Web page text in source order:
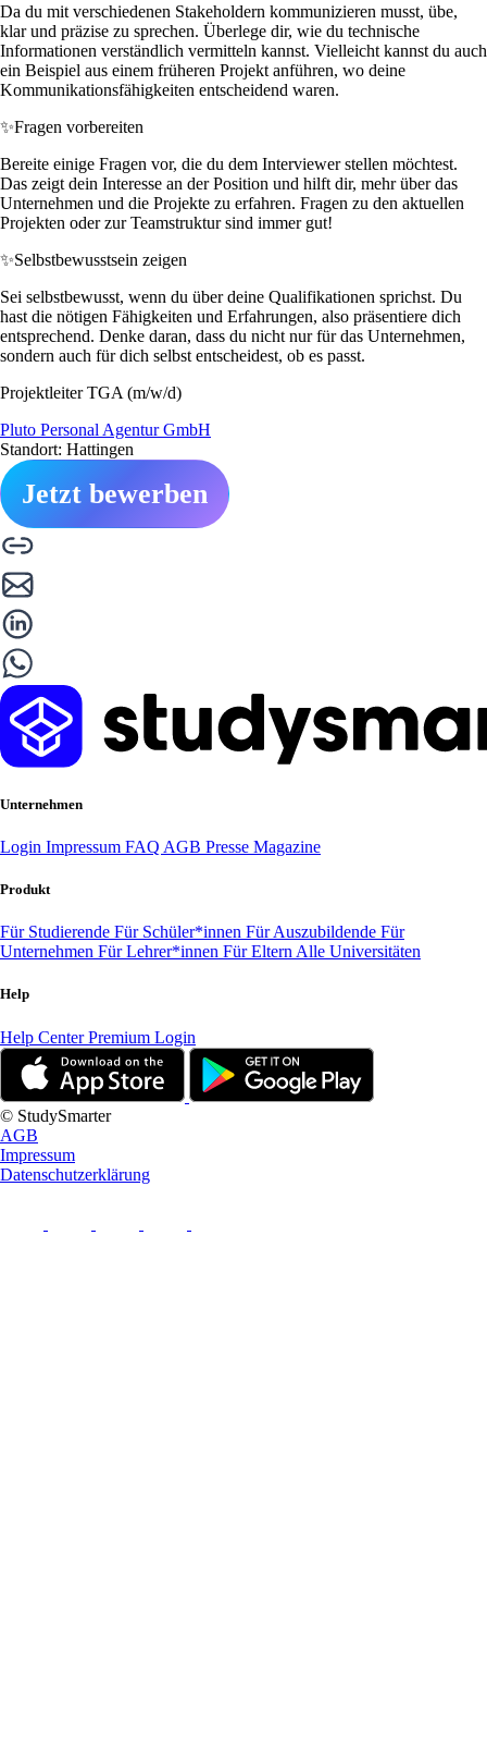
Da du mit verschiedenen Stakeholdern kommunizieren musst, übe,
klar und präzise zu sprechen. Überlege dir, wie du technische
Informationen verständlich vermitteln kannst. Vielleicht kannst du auch
ein Beispiel aus einem früheren Projekt anführen, wo deine
Kommunikationsfähigkeiten entscheidend waren.
✨Fragen vorbereiten
Bereite einige Fragen vor, die du dem Interviewer stellen möchtest.
Das zeigt dein Interesse an der Position und hilft dir, mehr über das
Unternehmen und die Projekte zu erfahren. Fragen zu den aktuellen
Projekten oder zur Teamstruktur sind immer gut!
✨Selbstbewusstsein zeigen
Sei selbstbewusst, wenn du über deine Qualifikationen sprichst. Du
hast die nötigen Fähigkeiten und Erfahrungen, also präsentiere dich
entsprechend. Denke daran, dass du nicht nur für das Unternehmen,
sondern auch für dich selbst entscheidest, ob es passt.
Projektleiter TGA (m/w/d)
Pluto Personal Agentur GmbH
Standort: Hattingen
Jetzt bewerben
Unternehmen
Login Impressum FAQ AGB Presse Magazine
Produkt
Für Studierende Für Schüler*innen Für Auszubildende Für
Unternehmen Für Lehrer*innen Für Eltern Alle Universitäten
Help
Help CenterPremium Login
© StudySmarter
AGB
Impressum
Datenschutzerklärung